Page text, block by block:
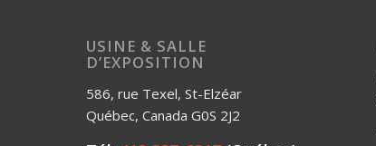
USINE & SALLE
D’EXPOSITION
586, rue Texel, St-Elzéar
Québec, Canada G0S 2J2